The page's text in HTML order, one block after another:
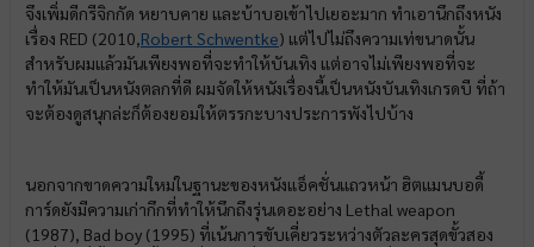
จึงเพิ่มดีกรีจิกกัด หยาบคาย และบ้าบอเข้าไปเยอะมาก ทำเอานึกถึงหนัง
เรื่อง RED (2010,Robert Schwentke) แต่ไปไม่ถึงความเท่ขนาดนั้น
สำหรับผมแล้วมันเพียงพอที่จะทำให้บันเทิง แต่อาจไม่เพียงพอที่จะ
ทำให้มันเป็นหนังตลกที่ดี ผมจัดให้หนังเรื่องนี้เป็นหนังบันเทิงเกรดบี ที่ถ้า
จะต้องดูสนุกล่ะก็ต้องยอมให้ตรรกะบางประการพังไปบ้าง
นอกจากขาดความใหม่ในฐานะของหนังแอ็คชั่นแถวหน้า ฮิตแมนบอดี้
การ์ดยังมีความเก่ากึกที่ทำให้นึกถึงรุ่นเดอะอย่าง Lethal weapon
(1987), Bad boy (1995) ที่เน้นการขับเคี่ยวระหว่างตัวละครสุดขั้วสอง